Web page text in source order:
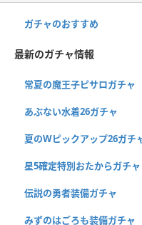
ガチャのおすすめ
最新のガチャ情報
常夏の魔王子ピサロガチャ
あぶない水着26ガチャ
夏のWピックアップ26ガチ
星5確定特別おたからガチャ
伝説の勇者装備ガチャ
みずのはごろも装備ガチャ